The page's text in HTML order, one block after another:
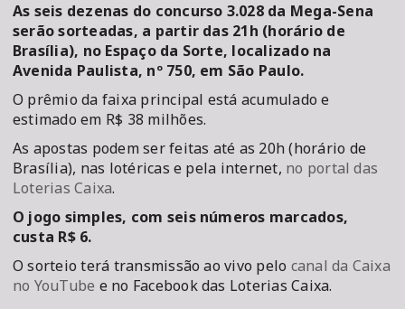
As seis dezenas do concurso 3.028 da Mega-Sena
serão sorteadas, a partir das 21h (horário de
Brasília), no Espaço da Sorte, localizado na
Avenida Paulista, nº 750, em São Paulo.
O prêmio da faixa principal está acumulado e
estimado em R$ 38 milhões.
As apostas podem ser feitas até as 20h (horário de
Brasília), nas lotéricas e pela internet, no portal das
Loterias Caixa.
O jogo simples, com seis números marcados,
custa R$ 6.
O sorteio terá transmissão ao vivo pelo canal da Caixa
no YouTube e no Facebook das Loterias Caixa.